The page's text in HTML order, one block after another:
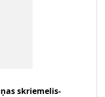
skriemelis-